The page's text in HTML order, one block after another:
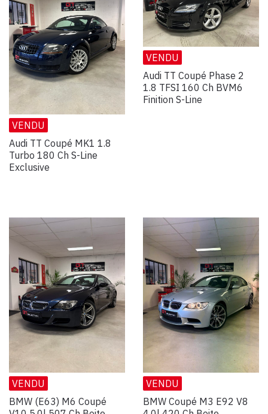
VENDU
Audi TT Coupé MK1 1.8
Turbo 180 Ch S-Line
Exclusive
VENDU
Audi TT Coupé Phase 2
1.8 TFSI 160 Ch BVM6
Finition S-Line
VENDU
BMW (E63) M6 Coupé
VENDU
BMW Coupé M3 E92 V8